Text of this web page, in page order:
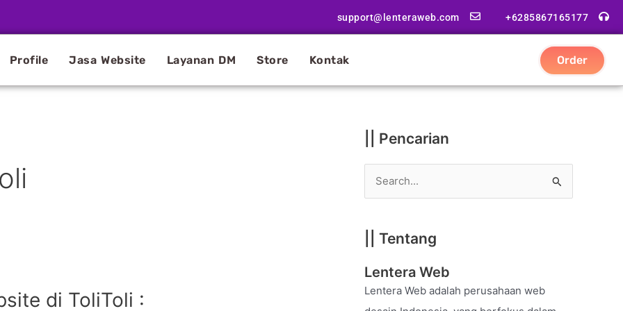
support@lenteraweb.com +6285867165177
Profile Jasa Website Layanan DM Store Kontak Order
di ToliToli :
|| Pencarian
r
c
h
|| Tentang
Lentera Web
Lentera Web adalah perusahaan web
|
t
g
i